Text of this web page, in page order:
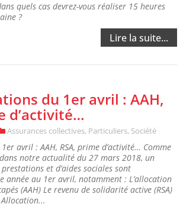
quels cas devrez-vous réaliser 15 heures
?
Lire la suite...
du 1er avril : AAH,
d’activité…
Assurances collectives, Particuliers, Société
avril : AAH, RSA, prime d’activité… Comme
notre actualité du 27 mars 2018, un
et d’aides sociales sont
année au 1er avril, notamment : L’allocation
(AAH) Le revenu de solidarité active (RSA)